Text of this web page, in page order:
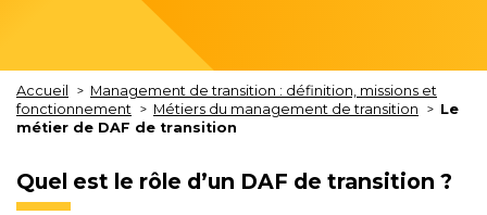
Accueil
Management de transition : définition, missions et
fonctionnement
Métiers du management de transition
Le
métier de DAF de transition
Quel est le rôle d’un DAF de transition ?